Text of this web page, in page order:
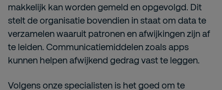
makkelijk kan worden gemeld en opgevolgd. Dit
stelt de organisatie bovendien in staat om data te
verzamelen waaruit patronen en afwijkingen zijn af
te leiden. Communicatiemiddelen zoals apps
kunnen helpen afwijkend gedrag vast te leggen.
Volgens onze specialisten is het goed om te